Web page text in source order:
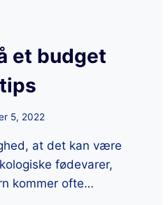
et budget
5, 2022
at det kan være
fødevarer,
kommer ofte…